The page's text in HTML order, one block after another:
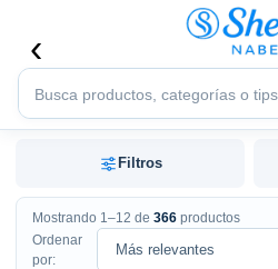
Buscar
productos
Filtros
Mostrando 1–12 de 366 productos
Ordenar
por: